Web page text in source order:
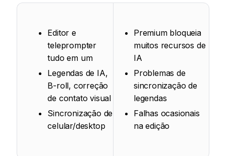
Editor e
teleprompter
tudo em um
Legendas de IA,
B-roll, correção
de contato visual
Sincronização de
celular/desktop
Premium bloqueia
muitos recursos de
IA
Problemas de
sincronização de
legendas
Falhas ocasionais
na edição